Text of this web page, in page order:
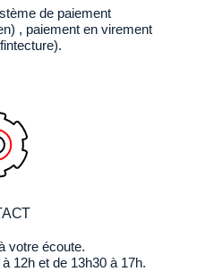
de paiement
, paiement en virement
votre écoute.
12h et de 13h30 à 17h.